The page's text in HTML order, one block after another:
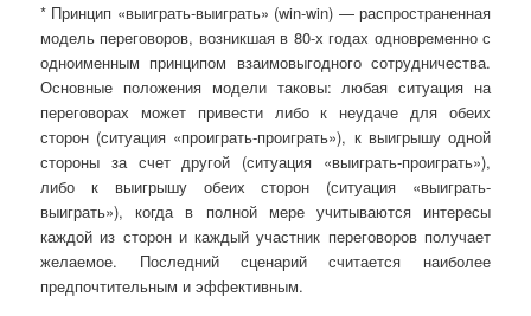
* Принцип «выиграть-выиграть» (win-win) — распространенная
модель переговоров, возникшая в 80-х годах одновременно с
одноименным принципом взаимовыгодного сотрудничества.
Основные положения модели таковы: любая ситуация на
переговорах может привести либо к неудаче для обеих
сторон (ситуация «проиграть-проиграть»), к выигрышу одной
стороны за счет другой (ситуация «выиграть-проиграть»),
либо к выигрышу обеих сторон (ситуация «выиграть-
выиграть»), когда в полной мере учитываются интересы
каждой из сторон и каждый участник переговоров получает
желаемое. Последний сценарий считается наиболее
предпочтительным и эффективным.